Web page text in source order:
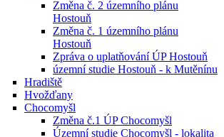
Změna č. 2 územního plánu
Hostouň
Změna č. 1 územního plánu
Hostouň
Zpráva o uplatňování ÚP Hostouň
územní studie Hostouň - k Mutěnínu
Hradiště
Hvožďany
Chocomyšl
Změna č.1 ÚP Chocomyšl
Územní studie Chocomyšl - lokalita